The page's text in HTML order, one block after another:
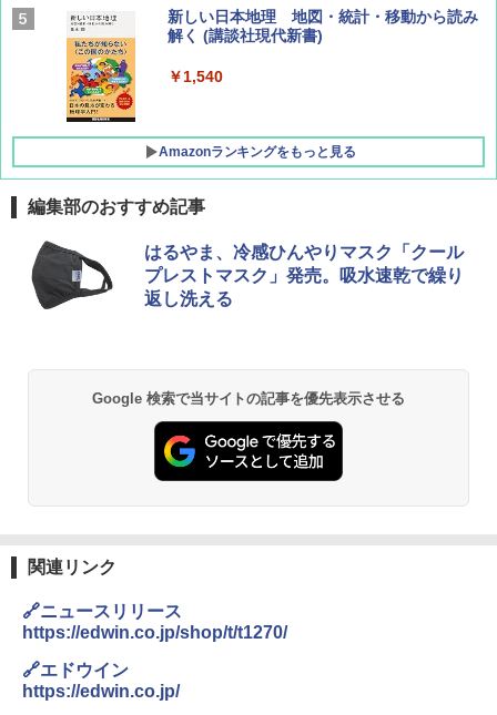
BE-PAL(ビ-パル) 2026年 9 月号【特別付録:
SOTO ミニマル"旅"財布 ランダム2種】
￥1,500
新しい日本地理 地図・統計・移動から読み
解く (講談社現代新書)
￥1,540
Amazonランキングをもっと見る
[キャンパーズコレクション 山善] ポップアッ
プテント 傘みたいに広げて畳める パッとサ
ッとサンシェード キューブ フルクローズ メ
ッシュ 簡単設置 ワンタッチテント キャンプ
PYKES PEAK (パイクスピーク) 着替えテン
ト プライバシー テント 【中が透けない】 1
人用 折りたたみ 防災グッズ 災害用トイレ ビ
ーチ ピクニック ポップアップテント 携帯 簡
ENDLESS BASE 《めざましテレビで紹介》
テント ワンタッチ RENEW 幅200 2-3人用 43
500002(89232)
￥5,499
GRANDOOR ステンレス保冷剤 2個セット 2
026リニューアル 急速冷凍 空間倍増 衛生的
コンパクト 保冷力長持ち
USB充電式 高精度 超長距離照射 長時間使用
可能 安全ロック付き 高安全性 金属製耐久 コ
ンパクト多機能設計 持ち運び便利 アウトド
ア/オフィス/教育現場/展示会用 緑
防水 UVカット 4段階高さ調整 軽量 収納袋付
き
編集部のおすすめ記事
はるやま、冷感ひんやりマスク「クール
プレストマスク」発売。吸水速乾で繰り
返し洗える
Google 検索で当サイトの記事を優先表示させる
関連リンク
🔗ニュースリリース
https://edwin.co.jp/shop/t/t1270/
🔗エドウイン
https://edwin.co.jp/